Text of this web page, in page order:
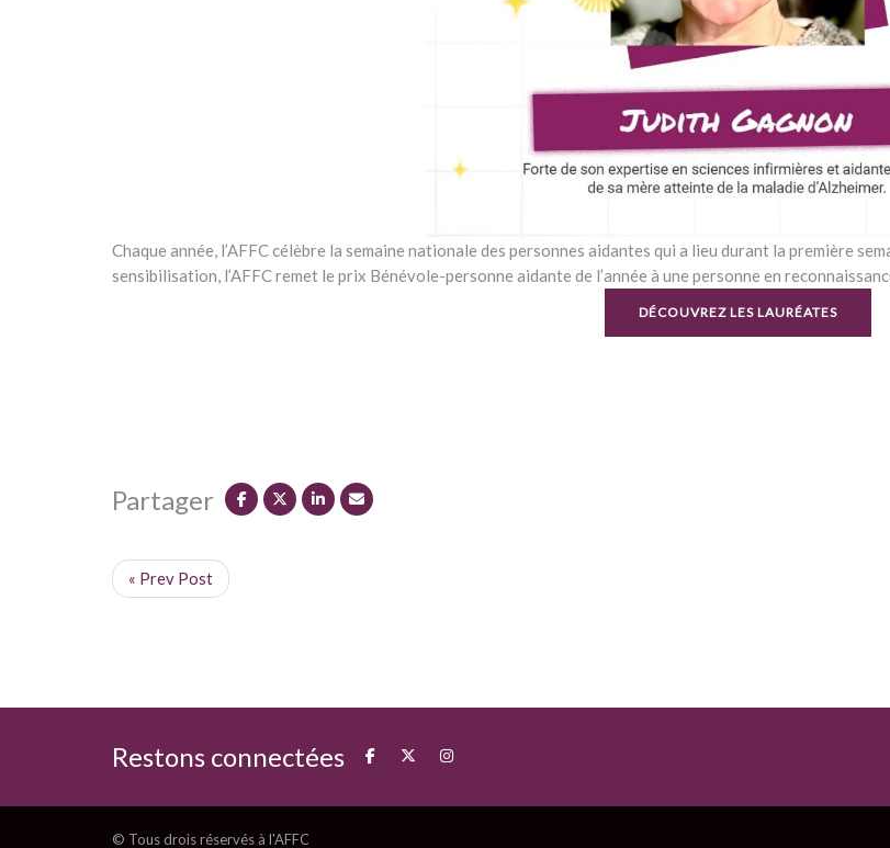
Chaque année, l’AFFC célèbre la semaine nationale des personnes aidantes qui a lieu durant la première
sensibilisation, l’AFFC remet le prix Bénévole-personne aidante de l’année à une personne en
DÉCOUVREZ LES LAURÉATES
Partager
« Prev Post
Restons connectées
© Tous drois réservés à l'AFFC